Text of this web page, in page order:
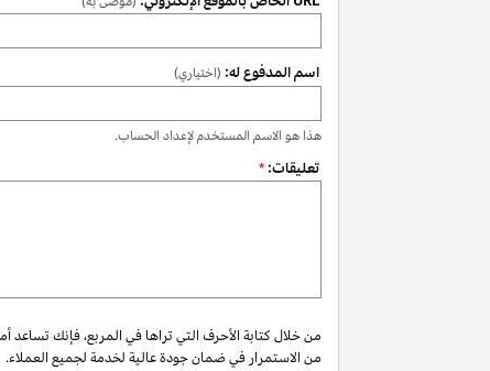
اسم المدفوع له: (اختياري)
هذا هو الاسم المستخدم لإعداد الحساب.
تعليقات:*
من خلال كتابة الأحرف التي تراها في المربع، فإنك
من الاستمرار في ضمان جودة عالية لخدمة لجميع العملاء.